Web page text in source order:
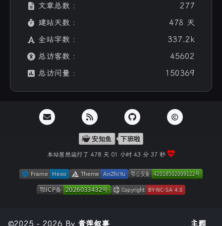
文章总数 :
277
建站天数 :
478 天
全站字数 :
337.2k
总访客数 :
45602
总访问量 :
150369
本站居然运行了 478 天 01 小时 43 分 37 秒
©2025 - 2026 By 青萍叙事 主题